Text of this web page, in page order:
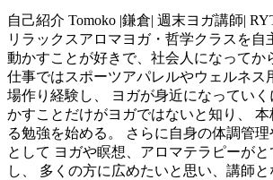
自己紹介 Tomoko |鎌倉| 週末ヨガ講師|
リラックスアロマヨガ・哲学クラスを自
動かすことが好きで、社会人になってか
仕事ではスポーツアパレルやウェルネス
場作り経験し、 ヨガが身近になってい
かすことだけがヨガではないと知り、
る勉強を始める。 さらに自身の体調管
として ヨガや瞑想、アロマテラピーが
し、 多くの方に広めたいと思い、講師